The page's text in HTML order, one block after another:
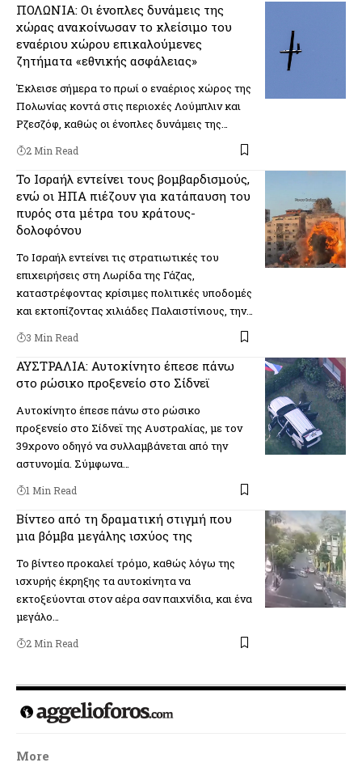
ΠΟΛΩΝΙΑ: Οι ένοπλες δυνάμεις της
χώρας ανακοίνωσαν το κλείσιμο του
εναέριου χώρου επικαλούμενες
ζητήματα «εθνικής ασφάλειας»
Έκλεισε σήμερα το πρωί ο εναέριος χώρος της
Πολωνίας κοντά στις περιοχές Λούμπλιν και
Ρζεσζόφ, καθώς οι ένοπλες δυνάμεις της…
2 Min Read
Το Ισραήλ εντείνει τους βομβαρδισμούς,
ενώ οι ΗΠΑ πιέζουν για κατάπαυση του
πυρός στα μέτρα του κράτους-
δολοφόνου
Το Ισραήλ εντείνει τις στρατιωτικές του
επιχειρήσεις στη Λωρίδα της Γάζας,
καταστρέφοντας κρίσιμες πολιτικές υποδομές
και εκτοπίζοντας χιλιάδες Παλαιστίνιους, την…
3 Min Read
ΑΥΣΤΡΑΛΙΑ: Αυτοκίνητο έπεσε πάνω
στο ρώσικο προξενείο στο Σίδνεϊ
Αυτοκίνητο έπεσε πάνω στο ρώσικο
προξενείο στο Σίδνεϊ της Αυστραλίας, με τον
39χρονο οδηγό να συλλαμβάνεται από την
αστυνομία. Σύμφωνα…
1 Min Read
Βίντεο από τη δραματική στιγμή που
μια βόμβα μεγάλης ισχύος της
Το βίντεο προκαλεί τρόμο, καθώς λόγω της
ισχυρής έκρηξης τα αυτοκίνητα να
εκτοξεύονται στον αέρα σαν παιχνίδια, και ένα
μεγάλο…
2 Min Read
More